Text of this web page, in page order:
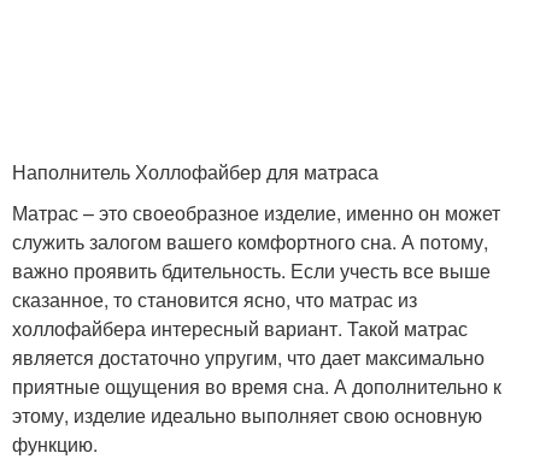
Наполнитель Холлофайбер для матраса
Матрас – это своеобразное изделие, именно он может
служить залогом вашего комфортного сна. А потому,
важно проявить бдительность. Если учесть все выше
сказанное, то становится ясно, что матрас из
холлофайбера интересный вариант. Такой матрас
является достаточно упругим, что дает максимально
приятные ощущения во время сна. А дополнительно к
этому, изделие идеально выполняет свою основную
функцию.